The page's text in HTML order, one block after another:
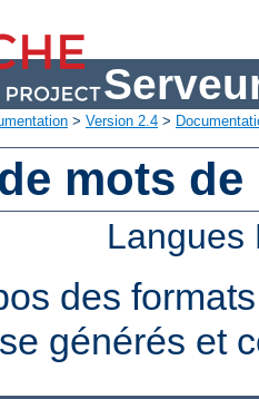
> Version 2.4 >
mots de
des
générés et